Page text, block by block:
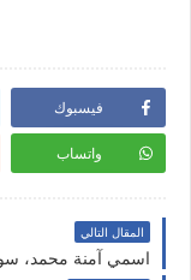
فيسبوك
واتساب
المقال التالي